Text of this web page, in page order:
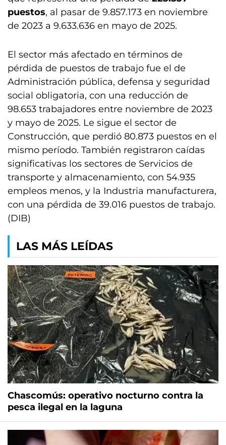
puestos, al pasar de 9.857.173 en noviembre
de 2023 a 9.633.636 en mayo de 2025.
El sector más afectado en términos de
pérdida de puestos de trabajo fue el de
Administración pública, defensa y seguridad
social obligatoria, con una reducción de
98.653 trabajadores entre noviembre de 2023
y mayo de 2025. Le sigue el sector de
Construcción, que perdió 80.873 puestos en el
mismo período. También registraron caídas
significativas los sectores de Servicios de
transporte y almacenamiento, con 54.935
empleos menos, y la Industria manufacturera,
con una pérdida de 39.016 puestos de trabajo.
(DIB)
LAS MÁS LEÍDAS
Chascomús: operativo nocturno contra la
pesca ilegal en la laguna